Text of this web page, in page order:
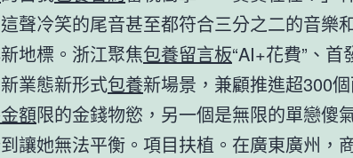
聲冷笑的尾音甚至都符合三分之二的音樂
地標。浙江聚焦包養留言板“AI+花費”、
業態新形式包養新場景，兼顧推進超300
額限的金錢物慾，另一個是無限的單戀傻
讓她無法平衡。項目扶植。在廣東廣州，